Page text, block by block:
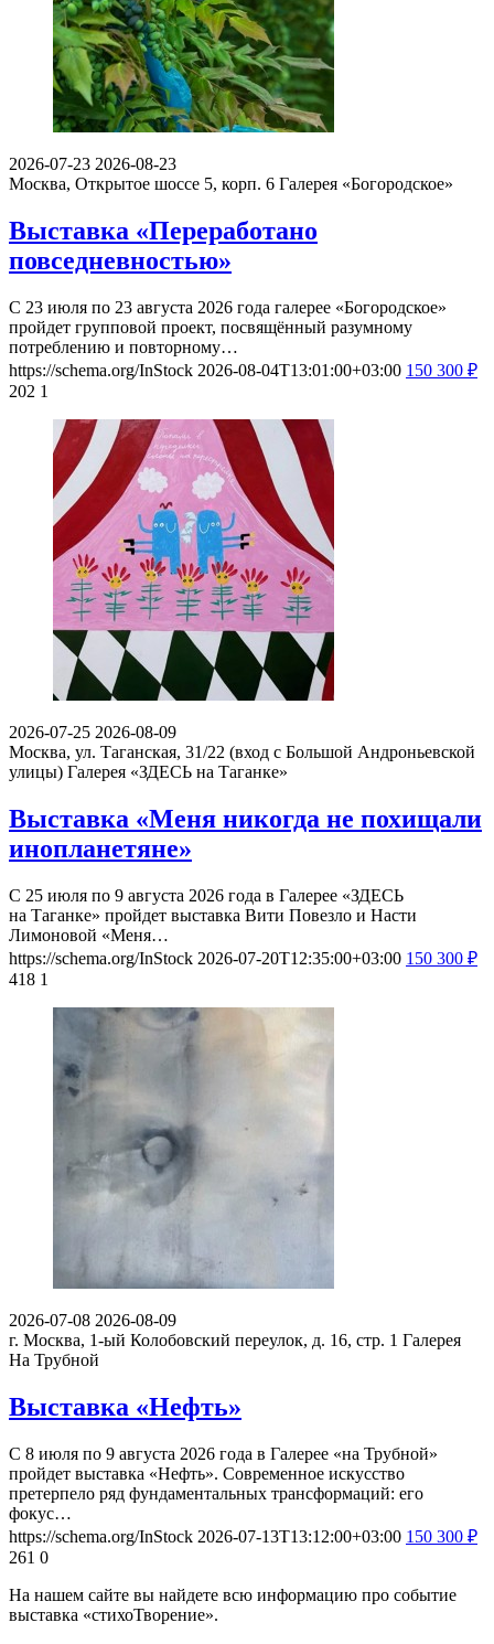
2026-07-23 2026-08-23
Москва, Открытое шоссе 5, корп. 6 Галерея «Богородское»
Выставка «Переработано
повседневностью»
С 23 июля по 23 августа 2026 года галерее «Богородское»
пройдет групповой проект, посвящённый разумному
потреблению и повторному…
https://schema.org/InStock 2026-08-04T13:01:00+03:00 150 300 ₽
202 1
2026-07-25 2026-08-09
Москва, ул. Таганская, 31/22 (вход с Большой Андроньевской
улицы) Галерея «ЗДЕСЬ на Таганке»
Выставка «Меня никогда не похищали
инопланетяне»
С 25 июля по 9 августа 2026 года в Галерее «ЗДЕСЬ
на Таганке» пройдет выставка Вити Повезло и Насти
Лимоновой «Меня…
https://schema.org/InStock 2026-07-20T12:35:00+03:00 150 300 ₽
418 1
2026-07-08 2026-08-09
г. Москва, 1-ый Колобовский переулок, д. 16, стр. 1 Галерея
На Трубной
Выставка «Нефть»
С 8 июля по 9 августа 2026 года в Галерее «на Трубной»
пройдет выставка «Нефть». Современное искусство
претерпело ряд фундаментальных трансформаций: его
фокус…
https://schema.org/InStock 2026-07-13T13:12:00+03:00 150 300 ₽
261 0
На нашем сайте вы найдете всю информацию про событие
выставка «стихоТворение».